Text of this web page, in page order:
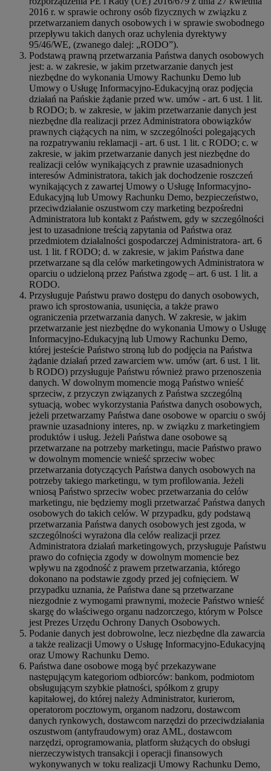
2016 r. w sprawie ochrony osób fizycznych w związku z
przetwarzaniem danych osobowych i w sprawie swobodnego
przepływu takich danych oraz uchylenia dyrektywy
95/46/WE, (zwanego dalej: „RODO”).
Podstawą prawną przetwarzania Państwa danych osobowych
jest: a. w zakresie, w jakim przetwarzanie danych jest
niezbędne do wykonania Umowy Rachunku Demo lub
Umowy o Usługę Informacyjno-Edukacyjną oraz podjęcia
działań na Pańskie żądanie przed ww. umów - art. 6 ust. 1 lit.
b RODO; b. w zakresie, w jakim przetwarzanie danych jest
niezbędne dla realizacji przez Administratora obowiązków
prawnych ciążących na nim, w szczególności polegających
na rozpatrywaniu reklamacji - art. 6 ust. 1 lit. c RODO; c. w
zakresie, w jakim przetwarzanie danych jest niezbędne do
realizacji celów wynikających z prawnie uzasadnionych
interesów Administratora, takich jak dochodzenie roszczeń
wynikających z zawartej Umowy o Usługę Informacyjno-
Edukacyjną lub Umowy Rachunku Demo, bezpieczeństwo,
przeciwdziałanie oszustwom czy marketing bezpośredni
Administratora lub kontakt z Państwem, gdy w szczególności
jest to uzasadnione treścią zapytania od Państwa oraz
przedmiotem działalności gospodarczej Administratora- art. 6
ust. 1 lit. f RODO; d. w zakresie, w jakim Państwa dane
przetwarzane są dla celów marketingowych Administratora w
oparciu o udzieloną przez Państwa zgodę – art. 6 ust. 1 lit. a
RODO.
Przysługuje Państwu prawo dostępu do danych osobowych,
prawo ich sprostowania, usunięcia, a także prawo
ograniczenia przetwarzania danych. W zakresie, w jakim
przetwarzanie jest niezbędne do wykonania Umowy o Usługę
Informacyjno-Edukacyjną lub Umowy Rachunku Demo,
której jesteście Państwo stroną lub do podjęcia na Państwa
żądanie działań przed zawarciem ww. umów (art. 6 ust. 1 lit.
b RODO) przysługuje Państwu również prawo przenoszenia
danych. W dowolnym momencie mogą Państwo wnieść
sprzeciw, z przyczyn związanych z Państwa szczególną
sytuacją, wobec wykorzystania Państwa danych osobowych,
jeżeli przetwarzamy Państwa dane osobowe w oparciu o swój
prawnie uzasadniony interes, np. w związku z marketingiem
produktów i usług. Jeżeli Państwa dane osobowe są
przetwarzane na potrzeby marketingu, macie Państwo prawo
w dowolnym momencie wnieść sprzeciw wobec
przetwarzania dotyczących Państwa danych osobowych na
potrzeby takiego marketingu, w tym profilowania. Jeżeli
wniosą Państwo sprzeciw wobec przetwarzania do celów
marketingu, nie będziemy mogli przetwarzać Państwa danych
osobowych do takich celów. W przypadku, gdy podstawą
przetwarzania Państwa danych osobowych jest zgoda, w
szczególności wyrażona dla celów realizacji przez
Administratora działań marketingowych, przysługuje Państwu
prawo do cofnięcia zgody w dowolnym momencie bez
wpływu na zgodność z prawem przetwarzania, którego
dokonano na podstawie zgody przed jej cofnięciem. W
przypadku uznania, że Państwa dane są przetwarzane
niezgodnie z wymogami prawnymi, możecie Państwo wnieść
skargę do właściwego organu nadzorczego, którym w Polsce
jest Prezes Urzędu Ochrony Danych Osobowych.
Podanie danych jest dobrowolne, lecz niezbędne dla zawarcia
a także realizacji Umowy o Usługę Informacyjno-Edukacyjną
oraz Umowy Rachunku Demo.
Państwa dane osobowe mogą być przekazywane
następującym kategoriom odbiorców: bankom, podmiotom
obsługującym szybkie płatności, spółkom z grupy
kapitałowej, do której należy Administrator, kurierom,
operatorom pocztowym, organom nadzoru, dostawcom
danych rynkowych, dostawcom narzędzi do przeciwdziałania
oszustwom (antyfraudowym) oraz AML, dostawcom
narzędzi, oprogramowania, platform służących do obsługi
nierzeczywistych transakcji i operacji finansowych
wykonywanych w toku realizacji Umowy Rachunku Demo,